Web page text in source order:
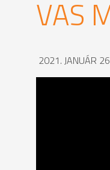
VAS
2021. JANUÁR